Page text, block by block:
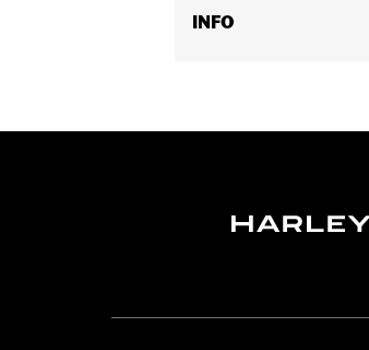
INFO
Installatie-instructies